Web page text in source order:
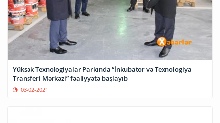
Yüksək Texnologiyalar Parkında “İnkubator və Texnologiya
Transferi Mərkəzi” fəaliyyətə başlayıb
03-02-2021